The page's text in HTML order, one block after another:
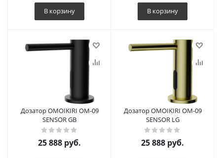
В корзину В корзину
Дозатор OMOIKIRI OM-09
SENSOR GB
25 888 руб.
Дозатор OMOIKIRI OM-09
SENSOR LG
25 888 руб.